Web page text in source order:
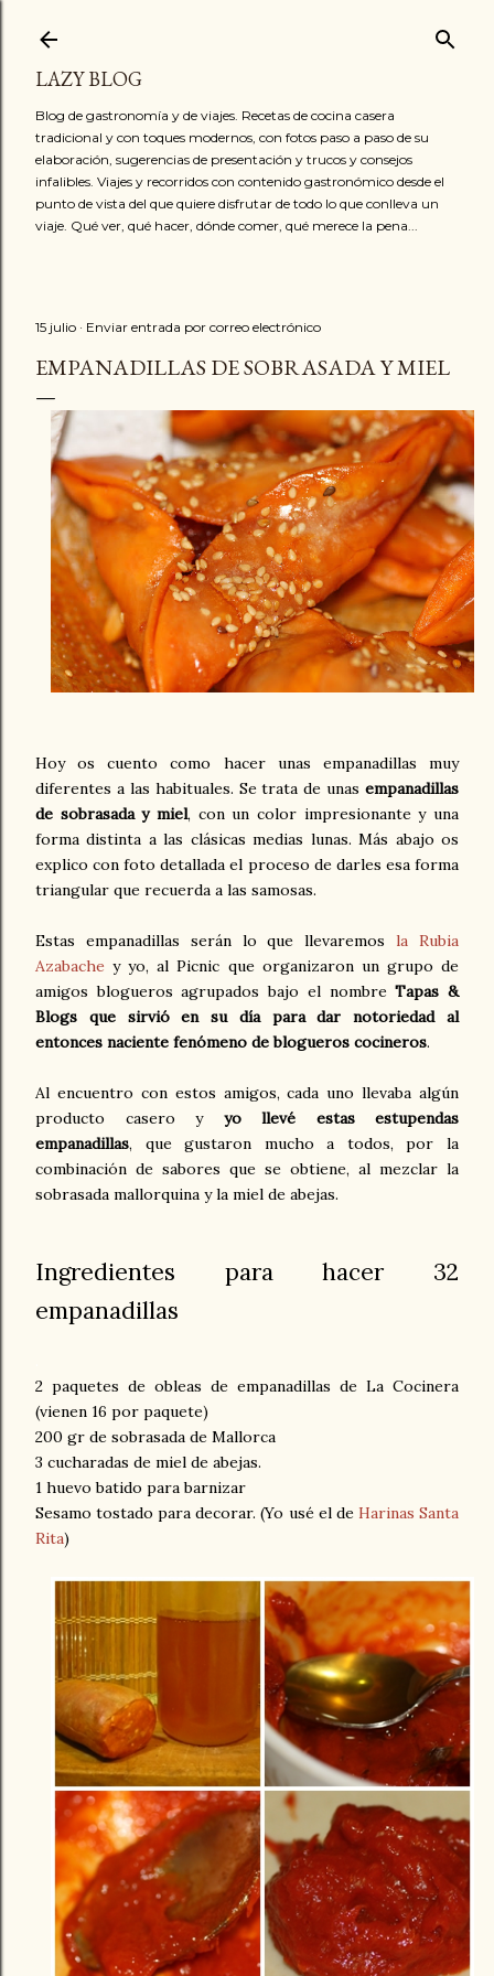
LAZY BLOG
Blog de gastronomía y de viajes. Recetas de cocina casera
tradicional y con toques modernos, con fotos paso a paso de su
elaboración, sugerencias de presentación y trucos y consejos
infalibles. Viajes y recorridos con contenido gastronómico desde el
punto de vista del que quiere disfrutar de todo lo que conlleva un
viaje. Qué ver, qué hacer, dónde comer, qué merece la pena...
15 julio Enviar entrada por correo electrónico
EMPANADILLAS DE SOBRASADA Y MIEL
Hoy os cuento como hacer unas empanadillas muy
diferentes a las habituales. Se trata de unas empanadillas
de sobrasada y miel, con un color impresionante y una
forma distinta a las clásicas medias lunas. Más abajo os
explico con foto detallada el proceso de darles esa forma
triangular que recuerda a las samosas.
Estas empanadillas serán lo que llevaremosla Rubia
Azabache y yo, al Picnic que organizaron un grupo de
amigos blogueros agrupados bajo el nombreTapas &
Blogs que sirvió en su día para dar notoriedad al
entonces naciente fenómeno de blogueros cocineros.
Al encuentro con estos amigos, cada uno llevaba algún
producto casero y yo llevé estasestupendas
empanadillas, que gustaron mucho a todos, por la
combinación de sabores que se obtiene, al mezclar la
sobrasada mallorquina y la miel de abejas.
Ingredientes para hacer 32
empanadillas
2 paquetes de obleas de empanadillas de La Cocinera
(vienen 16 por paquete)
200 gr de sobrasada de Mallorca
3 cucharadas de miel de abejas.
1 huevo batido para barnizar
Sesamo tostado para decorar. (Yo usé el de Harinas Santa
Rita)